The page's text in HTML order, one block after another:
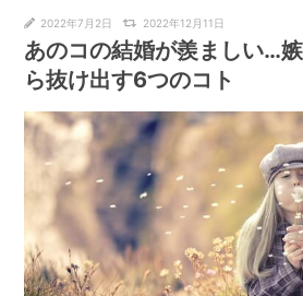
2022年7月2日 2022年12月11日
あのコの結婚が羨ましい…
ら抜け出す6つのコト